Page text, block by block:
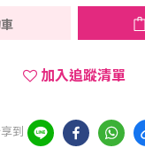
加入追蹤清單
到